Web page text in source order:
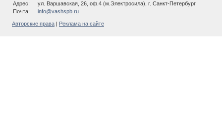
Адрес:
ул. Варшавская, 26, оф.4 (м.Электросила), г. Санкт-Петербург
Почта:
info@vashspb.ru
Авторские права Реклама на сайте